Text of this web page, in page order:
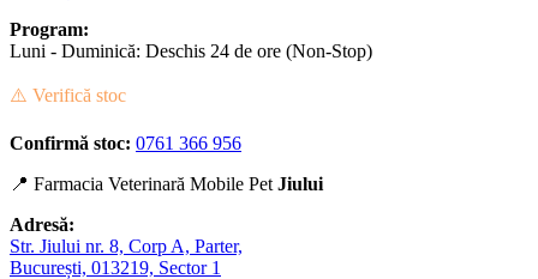
Program:
Luni - Duminică: Deschis 24 de ore (Non-Stop)
⚠️ Verifică stoc
Confirmă stoc: 0761 366 956
📍 Farmacia Veterinară Mobile Pet Jiului
Adresă:
Str. Jiului nr. 8, Corp A, Parter,
București, 013219, Sector 1